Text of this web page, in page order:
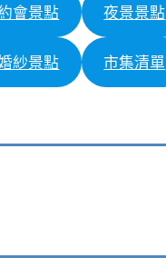
會景點 夜景景點
紗景點 市集清單